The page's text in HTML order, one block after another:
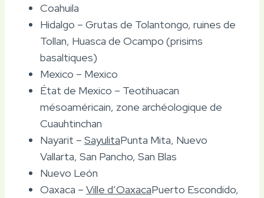
Coahuila
Hidalgo – Grutas de Tolantongo, ruines de
Tollan, Huasca de Ocampo (prisims
basaltiques)
Mexico – Mexico
État de Mexico – Teotihuacan
mésoaméricain, zone archéologique de
Cuauhtinchan
Nayarit – SayulitaPunta Mita, Nuevo
Vallarta, San Pancho, San Blas
Nuevo León
Oaxaca – Ville d’OaxacaPuerto Escondido,